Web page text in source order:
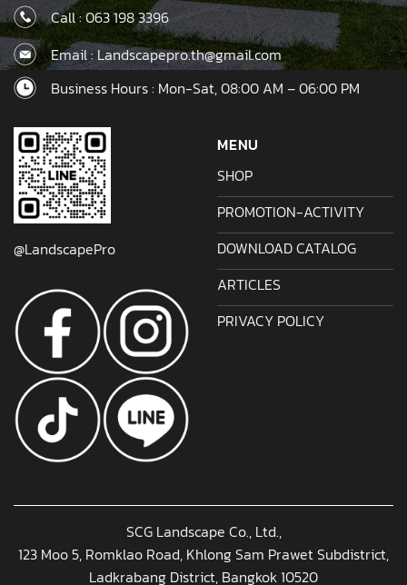
Call :063 198 3396
Email : Landscapepro.th@gmail.com
Business Hours : Mon-Sat, 08:00 AM – 06:00 PM
@LandscapePro
MENU
SHOP
PROMOTION-ACTIVITY
DOWNLOAD CATALOG
ARTICLES
PRIVACY POLICY
SCG Landscape Co., Ltd.,
123 Moo 5, Romklao Road, Khlong Sam Prawet Subdistrict,
Ladkrabang District, Bangkok 10520